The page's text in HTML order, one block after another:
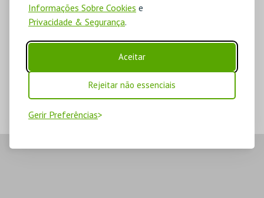
Informações Sobre Cookies e
Privacidade & Segurança.
Aceitar
Rejeitar não essenciais
Gerir Preferências